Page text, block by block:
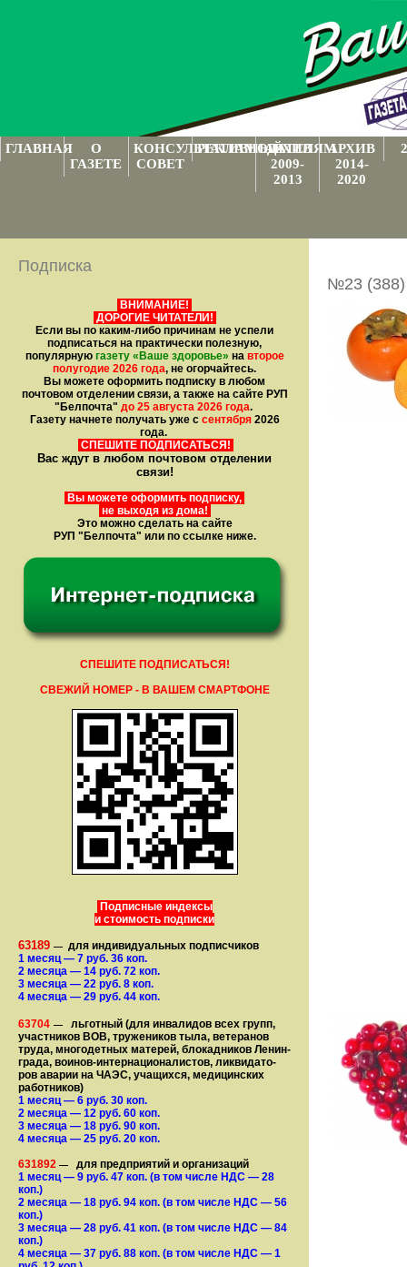
ГЛАВНАЯ
О
ГАЗЕТЕ
КОНСУЛЬТАТИВНЫЙ
СОВЕТ
РЕКЛАМОДАТЕЛЯМ
АРХИВ
2009-
2013
АРХИВ
2014-
2020
Подписка
ВНИМАНИЕ!
ДОРОГИЕ ЧИТАТЕЛИ!
Если вы по каким-либо причинам не успели
подписаться на практически полезную,
популярную газету «Ваше здоровье» на второе
полугодие 2026 года, не огорчайтесь.
Вы можете оформить подписку в любом
почтовом отделении связи, а также на сайте РУП
"Белпочта" до 25 августа 2026 года.
Газету начнете получать уже с сентября2026
года.
СПЕШИТЕ ПОДПИСАТЬСЯ!
Вас ждут в любом почтовом отделении
связи!
Вы можете оформить подписку,
не выходя из дома!
Это можно сделать на сайте
РУП "Белпочта" или по ссылке ниже.
СПЕШИТЕ ПОДПИСАТЬСЯ!
СВЕЖИЙ НОМЕР - В ВАШЕМ СМАРТФОНЕ
Подписные индексы
и стоимость подписки
63189 — для индивидуальных подписчиков
1 месяц— 7 руб. 36 коп.
2 месяца — 14 руб. 72 коп.
3 месяца — 22 руб. 8 коп.
4 месяца — 29 руб. 44 коп.
63704 —
льготный (для ин­ва­лидов всех групп,
участ­ников ВОВ, труже­ни­ков тыла, ветеранов
труда, мно­го­­детных матерей, бло­­кад­ни­ков Ле­нин­
града, воинов-интернаци­о­на­­ли­стов, лик­ви­да­то­
ров аварии на ЧАЭС, уча­щихся, медицинских
работников)
1 месяц— 6 руб. 30 коп.
2 месяца — 12 руб. 60 коп.
3 месяца — 18 руб. 90 коп.
4 месяца — 25 руб. 20 коп.
631892 —
для предприятий и организаций
1 месяц— 9 руб. 47 коп. (в том числе НДС — 28
коп.)
2 месяца — 18 руб. 94 коп. (в том числе НДС — 56
коп.)
3 месяца — 28 руб. 41 коп. (в том числе НДС — 84
коп.)
4 месяца — 37 руб. 88 коп. (в том числе НДС — 1
№23 (388)